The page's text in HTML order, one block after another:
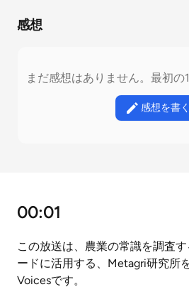
感想
まだ感想はありません。最初の
感想を書く
00:01
この放送は、農業の常識を調査
ードに活用する、Metagri研究所
Voicesです。